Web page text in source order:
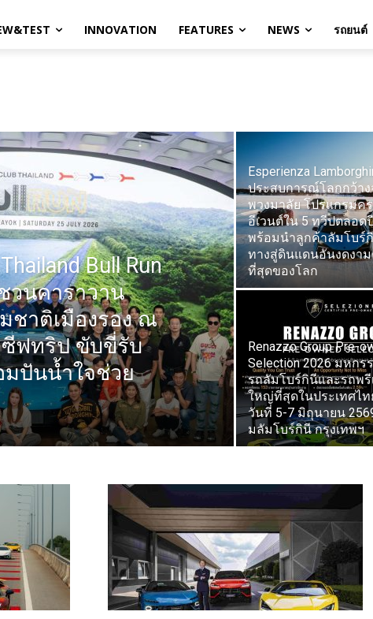
INNOVATION FEATURES NEWS รถยนต์
Bull Run
วนคาราวาน
ชาติเมืองรอง ณ
ฟทริป ขับขี่รับ
ปันน้ำใจช่วย
Esperienza
ประสบการณ์โลกกว้า
พวงมาลัย โปรแกรมค
อีเวนต์ใน 5 ทวีปตลอด
พร้อมนำลูกค้าลัมโบร์
ทางสู่ดินแดนอันงดงา
ที่สุดของโลก
Renazzo Group Pre-
Selection 2026 มหกร
รถลัมโบร์กินีและรถพ
ใหญ่ที่สุดในประเทศไท
วันที่ 5-7 มิถุนายน
มลัมโบร์กินี กรุงเทพฯ